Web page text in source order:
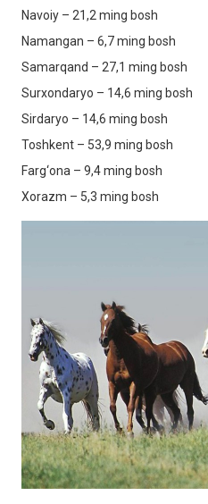
Navoiy – 21,2 ming bosh
Namangan – 6,7 ming bosh
Samarqand – 27,1 ming bosh
Surxondaryo – 14,6 ming bosh
Sirdaryo – 14,6 ming bosh
Toshkent – 53,9 ming bosh
Farg‘ona – 9,4 ming bosh
Xorazm – 5,3 ming bosh